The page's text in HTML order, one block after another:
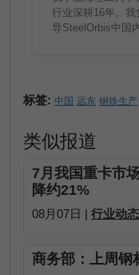
行业深耕16年。
导SteelOrbis中国
标签: 中国 远东 钢铁生产
类似报道
7月我国重卡市
降约21%
08月07日 | 行业动态
商务部：上周钢